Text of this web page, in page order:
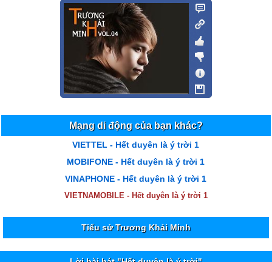
Mạng di động của bạn khác?
VIETTEL - Hết duyên là ý trời 1
MOBIFONE - Hết duyên là ý trời 1
VINAPHONE - Hết duyên là ý trời 1
VIETNAMOBILE - Hết duyên là ý trời 1
Tiểu sử Trương Khải Minh